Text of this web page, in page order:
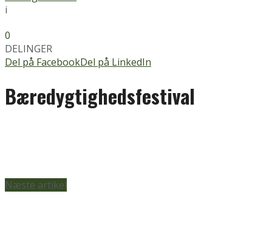
i
0
DELINGER
Del på FacebookDel på LinkedIn
Bæredygtighedsfestival
Næste artikel